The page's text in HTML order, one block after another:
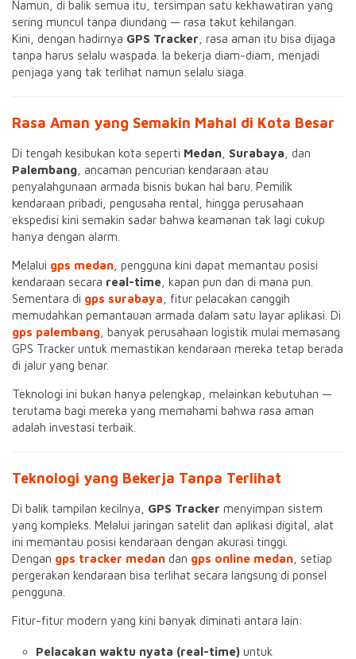
Namun, di balik semua itu, tersimpan satu kekhawatiran yang
sering muncul tanpa diundang — rasa takut kehilangan.
Kini, dengan hadirnya GPS Tracker , rasa aman itu bisa dijaga
tanpa harus selalu waspada. Ia bekerja diam-diam, menjadi
penjaga yang tak terlihat namun selalu siaga.
Rasa Aman yang Semakin Mahal di Kota Besar
Di tengah kesibukan kota seperti Medan Surabaya , dan
Palembang , ancaman pencurian kendaraan atau
penyalahgunaan armada bisnis bukan hal baru. Pemilik
kendaraan pribadi, pengusaha rental, hingga perusahaan
ekspedisi kini semakin sadar bahwa keamanan tak lagi cukup
hanya dengan alarm.
Melalui gps medan , pengguna kini dapat memantau posisi
kendaraan secara real-time , kapan pun dan di mana pun.
Sementara di gps surabaya , fitur pelacakan canggih
memudahkan pemantauan armada dalam satu layar aplikasi. Di
gps palembang , banyak perusahaan logistik mulai memasang
GPS Tracker untuk memastikan kendaraan mereka tetap berada
di jalur yang benar.
Teknologi ini bukan hanya pelengkap, melainkan kebutuhan —
terutama bagi mereka yang memahami bahwa rasa aman
adalah investasi terbaik.
Teknologi yang Bekerja Tanpa Terlihat
Di balik tampilan kecilnya, GPS Tracker menyimpan sistem
yang kompleks. Melalui jaringan satelit dan aplikasi digital, alat
ini memantau posisi kendaraan dengan akurasi tinggi.
Dengan gps tracker medan dan gps online medan , setiap
pergerakan kendaraan bisa terlihat secara langsung di ponsel
pengguna.
Fitur-fitur modern yang kini banyak diminati antara lain:
Pelacakan waktu nyata (real-time) untuk